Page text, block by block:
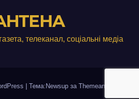
телеканал, соціальні медіа
Тема:Newsup за Themeansar